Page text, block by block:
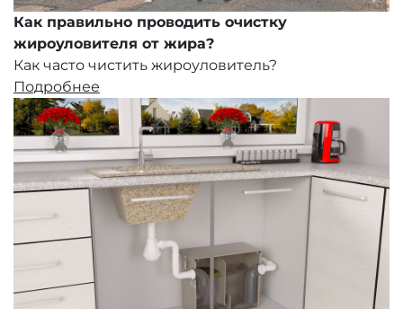
Как правильно проводить очистку
жироуловителя от жира?
Как часто чистить жироуловитель?
Подробнее